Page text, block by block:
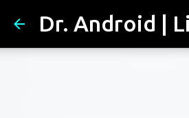
Dr. Android |